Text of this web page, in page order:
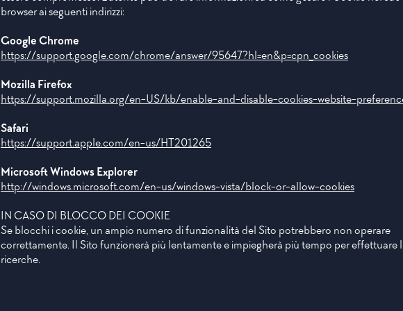
browser ai seguenti indirizzi:
Google Chrome
https://support.google.com/chrome/answer/95647?hl=en&p=cpn_cookies
Mozilla Firefox
https://support.mozilla.org/en-US/kb/enable-and-disable-cookies-website-
Safari
https://support.apple.com/en-us/HT201265
Microsoft Windows Explorer
http://windows.microsoft.com/en-us/windows-vista/block-or-allow-cookies
IN CASO DI BLOCCO DEI COOKIE
Se blocchi i cookie, un ampio numero di funzionalità del Sito potrebbero non operare
correttamente. Il Sito funzionerà più lentamente e impiegherà più tempo per effettuare
ricerche.